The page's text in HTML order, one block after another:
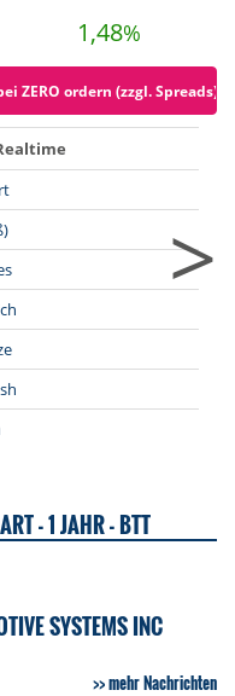
1,48%
ZERO ordern (zzgl. Spreads)
>
- 1 JAHR - BTT
SYSTEMS INC
mehr Nachrichten